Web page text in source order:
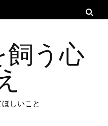
う心
しいこと